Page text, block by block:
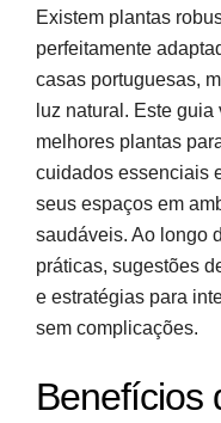
Transformar a
O Primeiro Passo
Perguntas
Fontes e
Existem plantas
perfeitamente
casas portuguesas,
luz natural. Este
melhores plantas
cuidados essenciais
seus espaços em
saudáveis. Ao longo
práticas, sugestões
e estratégias para
sem complicações.
Benefícios